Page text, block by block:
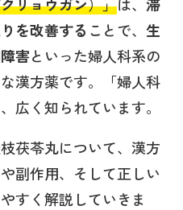
を改善する ことで、 生
害といった婦人科系の
漢方薬です。「婦人科
広く知られています。
茯苓丸について、漢方
副作用、そして正しい
すく解説していきま